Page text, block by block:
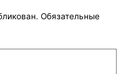
Обязательные